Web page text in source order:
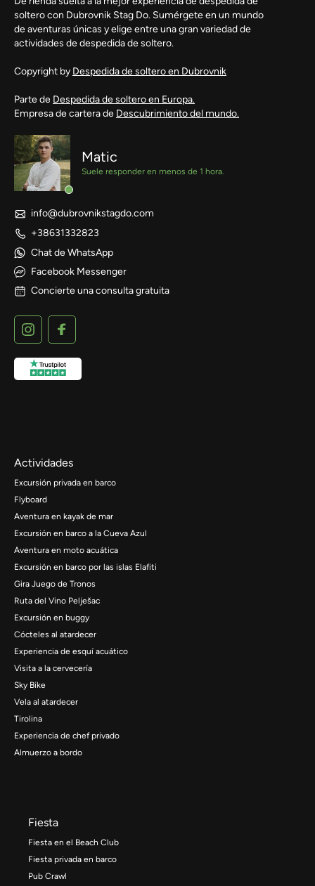
soltero con Dubrovnik Stag Do. Sumérgete en un mundo
de aventuras únicas y elige entre una gran variedad de
actividades de despedida de soltero.
Copyright by Despedida de soltero en Dubrovnik
Parte de Despedida de soltero en Europa.
Empresa de cartera de Descubrimiento del mundo.
Matic
Suele responder en menos de 1 hora.
info@dubrovnikstagdo.com
+38631332823
Chat de WhatsApp
Facebook Messenger
Concierte una consulta gratuita
Actividades
Excursión privada en barco
Flyboard
Aventura en kayak de mar
Excursión en barco a la Cueva Azul
Aventura en moto acuática
Excursión en barco por las islas Elafiti
Gira Juego de Tronos
Ruta del Vino Pelješac
Excursión en buggy
Cócteles al atardecer
Experiencia de esquí acuático
Visita a la cervecería
Sky Bike
Vela al atardecer
Tirolina
Experiencia de chef privado
Almuerzo a bordo
Fiesta
Fiesta en el Beach Club
Fiesta privada en barco
Pub Crawl